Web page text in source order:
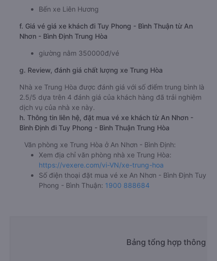
Bến xe Liên Hương
f. Giá vé giá xe khách đi Tuy Phong - Bình Thuận từ An
Nhơn - Bình Định Trung Hòa
giường nằm 350000đ/vé
g. Review, đánh giá chất lượng xe Trung Hòa
Nhà xe Trung Hòa được đánh giá với số điểm trung bình là
2.5/5 dựa trên 4 đánh giá của khách hàng đã trải nghiệm
dịch vụ của nhà xe này.
h. Thông tin liên hệ, đặt mua vé xe khách từ An Nhơn -
Bình Định đi Tuy Phong - Bình Thuận Trung Hòa
Văn phòng xe Trung Hòa ở An Nhơn - Bình Định:
Xem địa chỉ văn phòng nhà xe Trung Hòa:
https://vexere.com/vi-VN/xe-trung-hoa
Số điện thoại đặt mua vé xe An Nhơn - Bình Định Tuy
Phong - Bình Thuận: 1900 888684
Bảng tổng hợp thông